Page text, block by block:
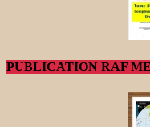
PUBLICATION RAF